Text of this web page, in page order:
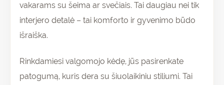
vakarams su šeima ar svečiais. Tai daugiau nei tik
interjero detalė – tai komforto ir gyvenimo būdo
išraiška.
Rinkdamiesi valgomojo kėdę, jūs pasirenkate
patogumą, kuris dera su šiuolaikiniu stiliumi. Tai